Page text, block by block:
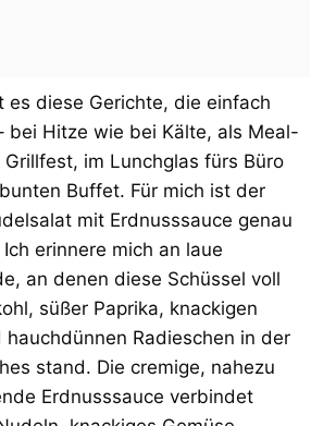
es diese Gerichte, die einfach
bei Hitze wie bei Kälte, als Meal-
im Lunchglas fürs Büro
Buffet. Für mich ist der
mit Erdnusssauce genau
erinnere mich an laue
an denen diese Schüssel voll
süßer Paprika, knackigen
hauchdünnen Radieschen in der
stand. Die cremige, nahezu
Erdnusssauce verbindet